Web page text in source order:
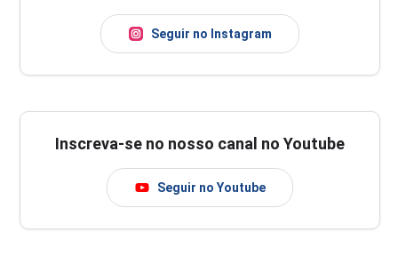
Seguir no Instagram
Inscreva-se no nosso canal no Youtube
Seguir no Youtube